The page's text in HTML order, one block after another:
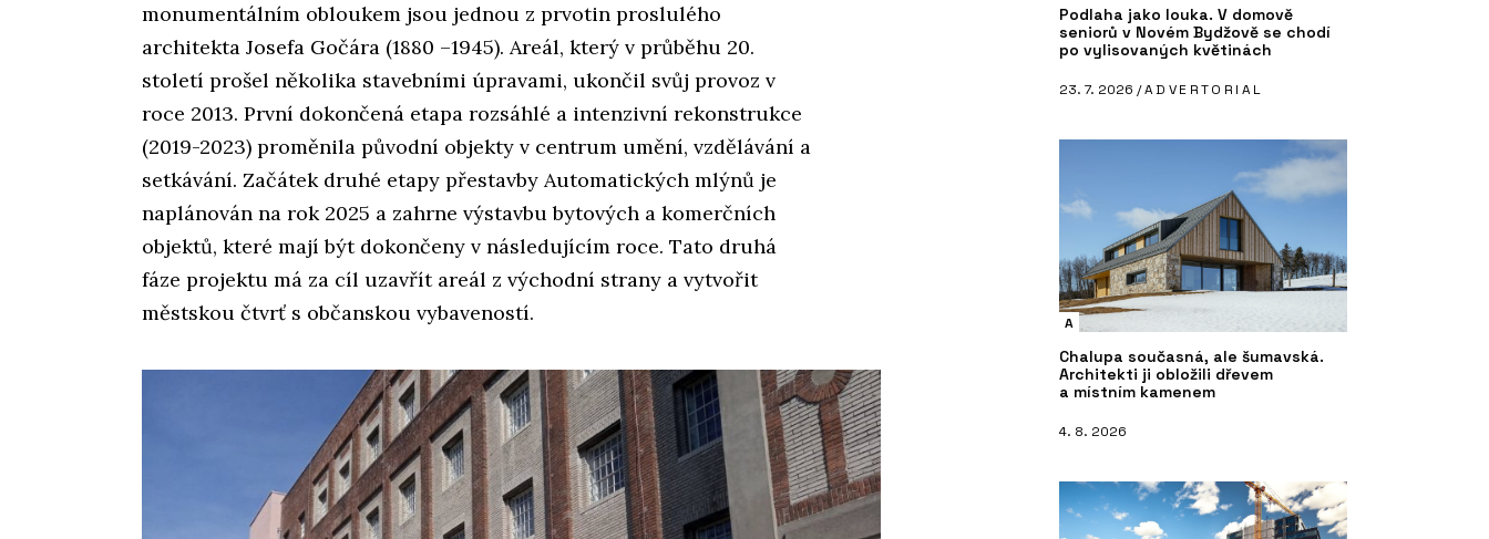
monumentálním obloukem jsou jednou z prvotin proslulého
architekta Josefa Gočára (1880 –1945). Areál, který v průběhu 20.
století prošel několika stavebními úpravami, ukončil svůj provoz v
roce 2013. První dokončená etapa rozsáhlé a intenzivní rekonstrukce
(2019-2023) proměnila původní objekty v centrum umění, vzdělávání a
setkávání. Začátek druhé etapy přestavby Automatických mlýnů je
naplánován na rok 2025 a zahrne výstavbu bytových a komerčních
objektů, které mají být dokončeny v následujícím roce. Tato druhá
fáze projektu má za cíl uzavřít areál z východní strany a vytvořit
městskou čtvrť s občanskou vybaveností.
Podlaha jako louka. V domově
seniorů v Novém Bydžově se chodí
po vylisovaných květinách
23. 7. 2026 /ADVERTORIAL
A
Chalupa současná, ale šumavská.
Architekti ji obložili dřevem
a místním kamenem
4. 8. 2026